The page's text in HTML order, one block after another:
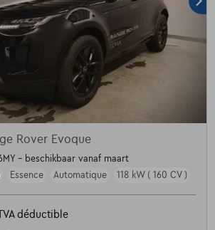
Rover Evoque
- beschikbaar vanaf maart
Essence Automatique 118 kW ( 160 CV )
déductible